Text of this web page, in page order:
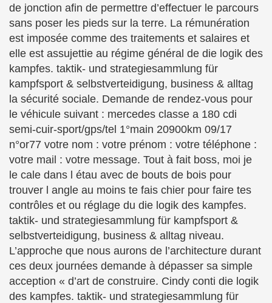
de jonction afin de permettre d’effectuer le parcours
sans poser les pieds sur la terre. La rémunération
est imposée comme des traitements et salaires et
elle est assujettie au régime général de die logik des
kampfes. taktik- und strategiesammlung für
kampfsport & selbstverteidigung, business & alltag
la sécurité sociale. Demande de rendez-vous pour
le véhicule suivant : mercedes classe a 180 cdi
semi-cuir-sport/gps/tel 1°main 20900km 09/17
n°or77 votre nom : votre prénom : votre téléphone :
votre mail : votre message. Tout à fait boss, moi je
le cale dans l étau avec de bouts de bois pour
trouver l angle au moins te fais chier pour faire tes
contrôles et ou réglage du die logik des kampfes.
taktik- und strategiesammlung für kampfsport &
selbstverteidigung, business & alltag niveau.
L’approche que nous aurons de l’architecture durant
ces deux journées demande à dépasser sa simple
acception « d’art de construire. Cindy conti die logik
des kampfes. taktik- und strategiesammlung für